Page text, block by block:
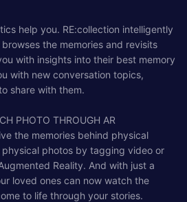
help you. RE:collection intelligently
the memories and revisits
with insights into their best memory
with new conversation topics,
share with them.
PHOTO THROUGH AR
the memories behind physical
photos by tagging video or
Reality. And with just a
loved ones can now watch the
to life through your stories.